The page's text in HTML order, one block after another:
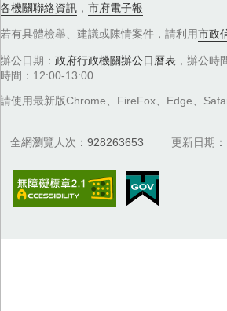
各機關聯絡資訊 ， 市府電子報
若有具體檢舉、建議或陳情案件，請利用市政
辦公日期： 政府行政機關辦公日曆表 ，辦公時
時間：12:00-13:00
請使用最新版Chrome、FireFox、Edge、
全網瀏覽人次 928263653 更新日期